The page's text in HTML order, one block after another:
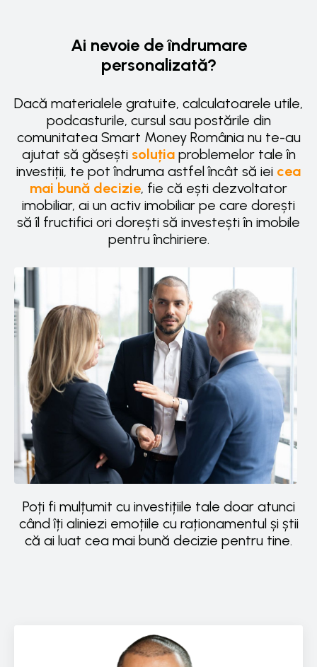
Ai nevoie de îndrumare
personalizată?
Dacă materialele gratuite, calculatoarele utile,
podcasturile, cursulsau postările din
comunitatea Smart Money Românianu te-au
ajutat să găsești soluția problemelor tale în
investiții, te pot îndruma astfel încât să iei cea
mai bună decizie, fie că ești dezvoltator
imobiliar, ai un activ imobiliar pe care dorești
să îl fructifici ori dorești să investești în imobile
pentru închiriere.
Poți fi mulțumit cu investițiile tale doar atunci
când îți aliniezi emoțiile cu raționamentul și știi
că ai luat cea mai bună decizie pentru tine.